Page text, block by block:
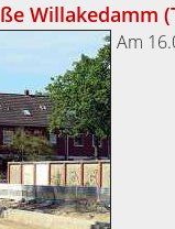
Willakedamm
Am